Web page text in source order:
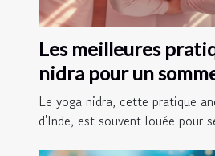
Les meilleures
nidra pour un
réparateur
Le yoga nidra, cette pratique
d'Inde, est souvent louée pour